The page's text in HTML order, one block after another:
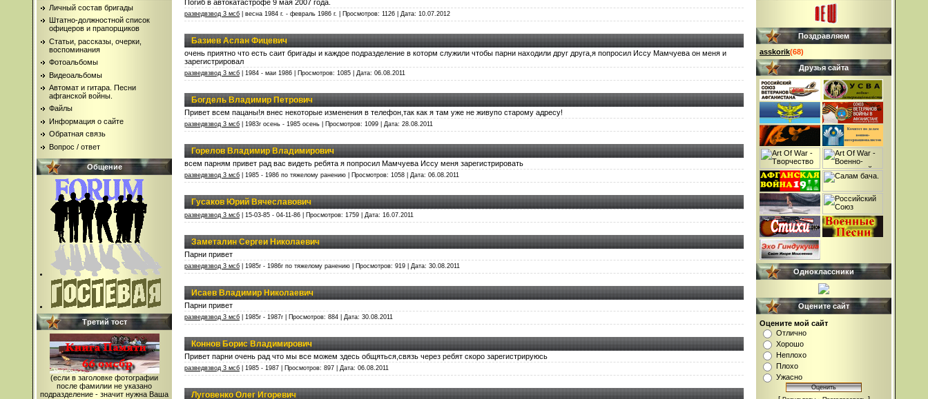
Личный состав бригады
Штатно-должностной список
офицеров и прапорщиков
Статьи, рассказы, очерки,
воспоминания
Фотоальбомы
Видеоальбомы
Автомат и гитара. Песни
афганской войны.
Файлы
Информация о сайте
Обратная связь
Вопрос / ответ
Общение
Третий тост
(если в заголовке фотографии
после фамилии не указано
подразделение - значит нужна Ваша
Погиб в автокатастрофе 9 мая 2007 года.
разведвзвод 3 мсб | весна 1984 г. - февраль 1986 г. | Просмотров: 1126 | Дата: 10.07.2012
Базиев Аслан Фицевич
очень приятно что есть саит бригады и каждое подразделение в которм служили чтобы парни находили друг друга,я попросил Иссу Мамчуева он меня и
зарегистрировал
разведвзвод 3 мсб | 1984 - маи 1986 | Просмотров: 1085 | Дата: 06.08.2011
Богдель Владимир Петрович
Привет всем пацаны!я внес некоторые изменения в телефон,так как я там уже не живупо старому адресу!
разведвзвод 3 мсб | 1983г осень - 1985 осень | Просмотров: 1099 | Дата: 28.08.2011
Горелов Владимир Владимирович
всем парням привет рад вас видеть ребята я попросил Мамчуева Иссу меня зарегистрировать
разведвзвод 3 мсб | 1985 - 1986 по тяжелому ранению | Просмотров: 1058 | Дата: 06.08.2011
Гусаков Юрий Вячеславович
разведвзвод 3 мсб | 15-03-85 - 04-11-86 | Просмотров: 1759 | Дата: 16.07.2011
Заметалин Сергеи Николаевич
Парни привет
разведвзвод 3 мсб | 1985г - 1986г по тяжелому ранению | Просмотров: 919 | Дата: 30.08.2011
Исаев Владимир Николаевич
Парни привет
разведвзвод 3 мсб | 1985г - 1987г | Просмотров: 884 | Дата: 30.08.2011
Коннов Борис Владимирович
Привет парни очень рад что мы все можем здесь общяться,связь через ребят скоро зарегистрируюсь
разведвзвод 3 мсб | 1985 - 1987 | Просмотров: 897 | Дата: 06.08.2011
Луговенко Олег Игоревич
Поздравляем
asskorik(68)
Друзья сайта
Одноклассники
Оцените сайт
Оцените мой сайт
Отлично
Хорошо
Неплохо
Плохо
Ужасно